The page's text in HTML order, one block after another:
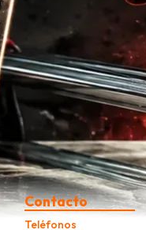
Contacto
Teléfonos